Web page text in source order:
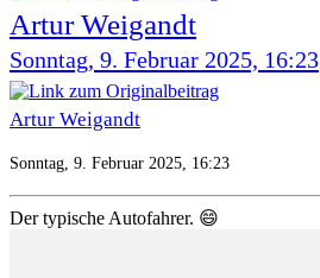
Artur Weigandt
Sonntag, 9. Februar 2025, 16:23
Artur Weigandt
Sonntag, 9. Februar 2025, 16:23
Der typische Autofahrer. 😄